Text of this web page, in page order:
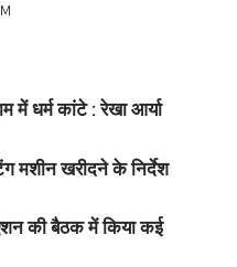
में धर्म कांटे : रेखा आर्या
मशीन खरीदने के निर्देश
की बैठक में किया कई